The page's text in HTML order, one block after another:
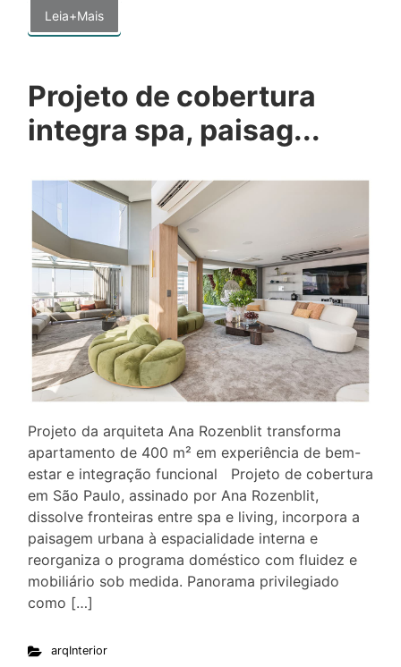
Leia+Mais
Projeto de cobertura
integra spa, paisag...
Projeto da arquiteta Ana Rozenblit transforma
apartamento de 400 m² em experiência de bem-
estar e integração funcional Projeto de cobertura
em São Paulo, assinado por Ana Rozenblit,
dissolve fronteiras entre spa e living, incorpora a
paisagem urbana à espacialidade interna e
reorganiza o programa doméstico com fluidez e
mobiliário sob medida. Panorama privilegiado
como […]
arqInterior